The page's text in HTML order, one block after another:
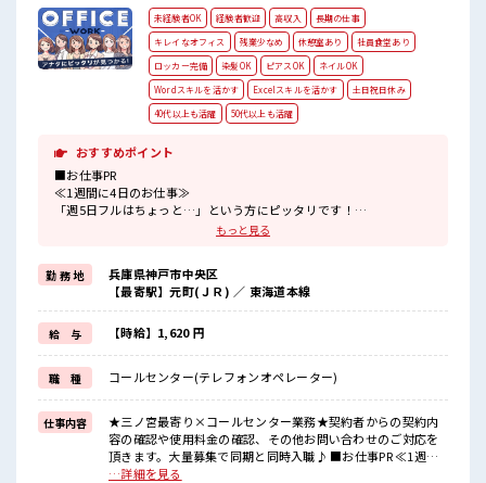
未経験者OK 経験者歓迎 高収入
長期の仕事
キレイなオフィス
残業少なめ 休憩室あり
社員食堂あり
ロッカー完備
染髪OK ピアスOK
ネイルOK
Wordスキルを活かす
Excelスキルを活かす
土日祝日休み
40代以上も活躍
50代以上も活躍
おすすめポイント
■お仕事PR
≪1週間に4日のお仕事≫
「週5日フルはちょっと…」という方にピッタリです！
ブランクがあっても大丈夫♪
経験はちょっとだけ…という方もOK！
≪無理なく働ける≫
場合によってはお願いすることもありますが、
残業はほとんどナシ！
≪完全週休二日制≫
週末は家族や友人と一緒にプライベート満喫！
≪モチベーションもUP≫
派手過ぎなければ髪型や髪色自由♪
(規定有)
■職場の雰囲気
キバツ過ぎなければ髪色・髪型は自由！
もっと見る
勤 務 地
兵庫県神戸市中央区
【最寄駅】元町(ＪＲ) ／ 東海道本線
給 与 【時給】1,620 円
職 種 コールセンター(テレフォンオペレーター)
仕事内容
★三ノ宮最寄り×コールセンター業務★契約者からの契約内
容の確認や使用料金の確認、その他お問い合わせのご対応を
頂きます。大量募集で同期と同時入職♪ ■お仕事PR ≪1週間
に4日のお仕事≫ 「週5日フルはちょっと…」という方にピッ
…詳細を見る